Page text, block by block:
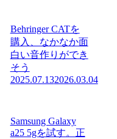
Behringer CATを
購入、なかなか面
白い音作りができ
そう
2025.07.132026.03.04
Samsung Galaxy
a25 5gを試す。正